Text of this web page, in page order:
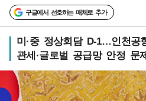
구글에서 선호하는 매체로 추가
미·중 정상회담 D-1…인천공
관세·글로벌 공급망 안정 문